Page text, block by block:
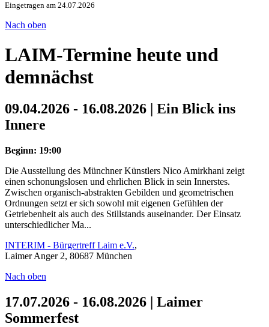
Eingetragen am 24.07.2026
Nach oben
LAIM-Termine heute und
demnächst
09.04.2026 - 16.08.2026 | Ein Blick ins
Innere
Beginn: 19:00
Die Ausstellung des Münchner Künstlers Nico Amirkhani zeigt
einen schonungslosen und ehrlichen Blick in sein Innerstes.
Zwischen organisch-abstrakten Gebilden und geometrischen
Ordnungen setzt er sich sowohl mit eigenen Gefühlen der
Getriebenheit als auch des Stillstands auseinander. Der Einsatz
unterschiedlicher Ma...
INTERIM - Bürgertreff Laim e.V.,
Laimer Anger 2, 80687 München
Nach oben
17.07.2026 - 16.08.2026 | Laimer
Sommerfest